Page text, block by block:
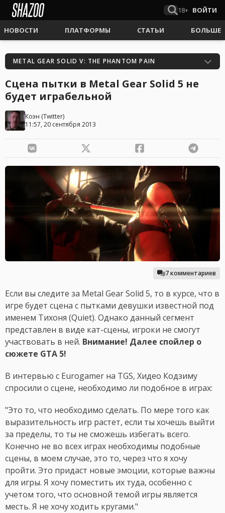
18+ ВОЙТИ
НОВОСТИ ПЛАТФОРМЫ СТАТЬИ БОЛЬШЕ
METAL GEAR SOLID V: THE PHANTOM PAIN
Сцена пытки в Metal Gear Solid 5 не
будет играбельной
Коэн (Twitter)
11:57, 20 сентября 2013
7 комментариев
Если вы следите за Metal Gear Solid 5, то в курсе, что в
игре будет сцена с пытками девушки известной под
именем Тихоня (Quiet). Однако данный сегмент
представлен в виде кат-сцены, игроки не смогут
участвовать в ней. Внимание! Далее спойлер о
сюжете GTA 5!
В интервью с Eurogamer на TGS, Хидео Кодзиму
спросили о сцене, необходимо ли подобное в играх:
"Это то, что необходимо сделать. По мере того как
выразительность игр растет, если ты хочешь выйти
за пределы, то ты не сможешь избегать всего.
Конечно не во всех играх необходимы подобные
сцены, в моем случае, это то, через что я хочу
пройти. Это придаст новые эмоции, которые важны
для игры. Я хочу поместить их туда, особенно с
учетом того, что основной темой игры является
месть. Я не хочу ходить кругами."